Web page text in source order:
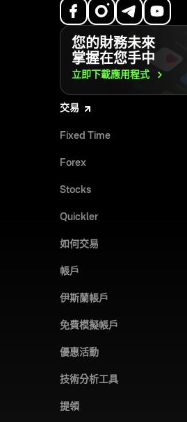
您的財務未來
掌握在您手中
立即下載應用程式
交易
Fixed Time
Forex
Stocks
Quickler
如何交易
帳戶
伊斯蘭帳戶
免費模擬帳戶
優惠活動
技術分析工具
提領